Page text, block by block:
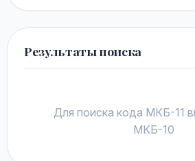
Результаты поиска
Для поиска кода МКБ-11
МКБ-10